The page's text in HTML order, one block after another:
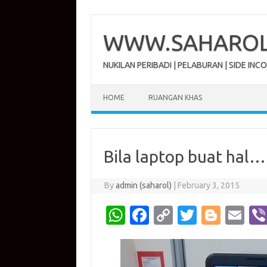
content
NUKILAN PERIBADI | PELABURAN | SIDE
HOME RUANGAN KHAS
Bila laptop buat hal…
Byadmin (saharol) February 3, 2015
W
h
at
Fa
c
e
C
o
p
T
w
it
Bl
o
g
E
m
ail